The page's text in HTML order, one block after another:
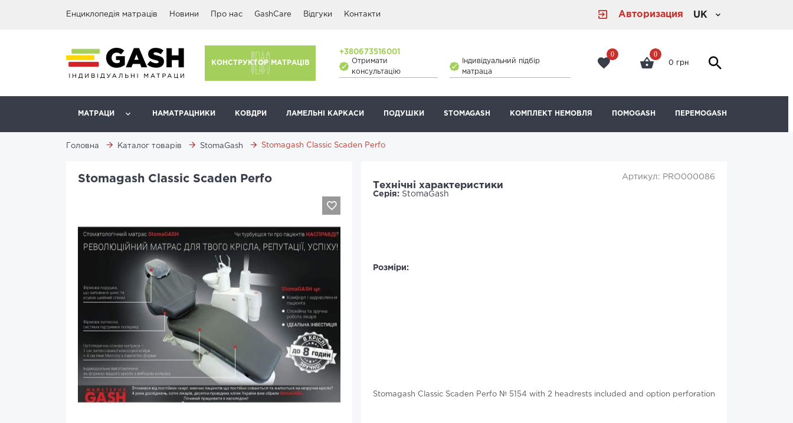
Енциклопедія матраців Новини Про нас GashCare Відгуки Контакти Авторизация UK
КОНСТРУКТОР МАТРАЦІВ
+380673516001
Отримати
консультацію
Індивідуальний підбір
матраца
0 0
0 грн
МАТРАЦИ НАМАТРАЦНИКИ КОВДРИ ЛАМЕЛЬНІ КАРКАСИ ПОДУШКИ STOMAGASH КОМПЛЕКТ НЕМОВЛЯ ПОМОGASH ПЕРЕМОGASH
Головна Каталог товарів StomaGash Stomagash Classic Scaden Perfo
Stomagash Classic Scaden Perfo Артикул: PRO000086
Технічні характеристики
Серія: StomaGash
Розміри:
Stomagash Classic Scaden Perfo № 5154 with 2 headrests included and option perforation